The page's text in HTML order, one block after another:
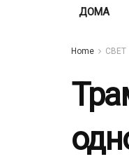
ДОМА
Home СВЕТ